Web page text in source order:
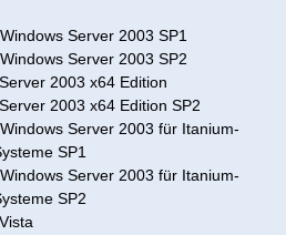
Server 2003 SP1
Server 2003 SP2
2003 x64 Edition
2003 x64 Edition SP2
Server 2003 für Itanium-
SP1
Server 2003 für Itanium-
SP2